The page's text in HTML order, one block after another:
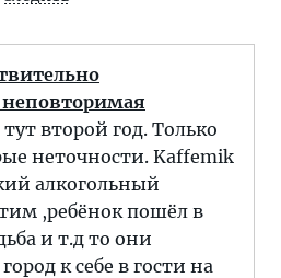
неповторимая
второй год. Только
неточности. Kaffemik
алкогольный
,ребёнок пошёл в
и т.д то они
к себе в гости на